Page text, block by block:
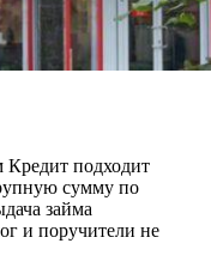
Кредит подходит
сумму по
займа
и поручители не